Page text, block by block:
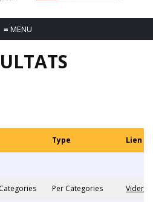
≡ MENU
Type Lien
Per Categories Vider